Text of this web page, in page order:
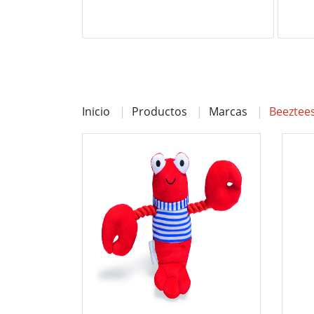
Inicio Productos Marcas